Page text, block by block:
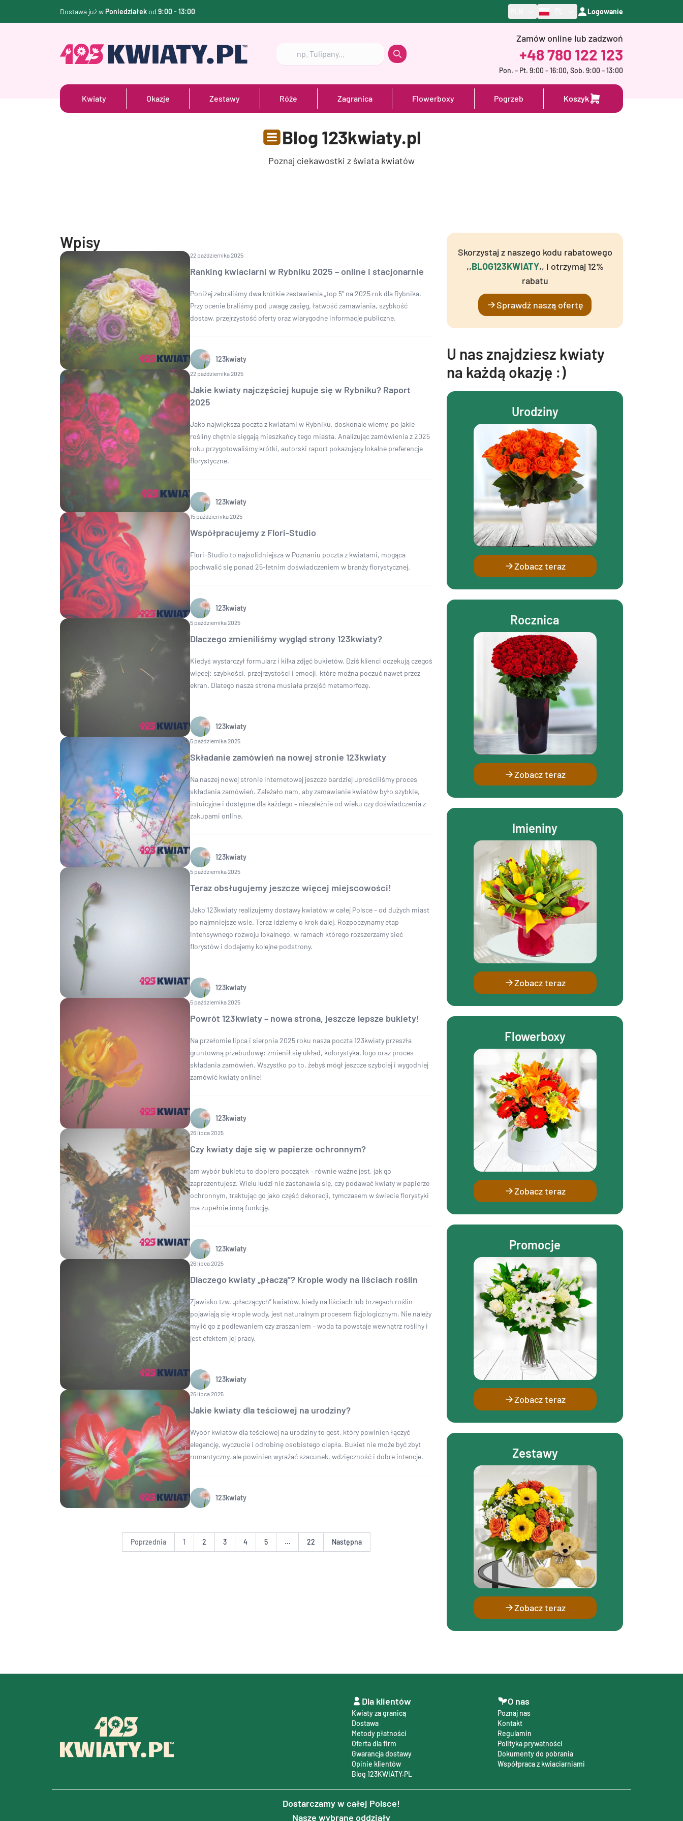
Dostawa już w Poniedziałekod 9:00 - 13:00 Logowanie
Szukaj Szukaj
Zamów online lub zadzwoń
+48 780 122 123
Pon. – Pt. 9:00 – 16:00, Sob. 9:00 – 13:00
Kwiaty Okazje Zestawy Róże Zagranica Flowerboxy Pogrzeb Koszyk
Blog 123kwiaty.pl
Poznaj ciekawostki z świata kwiatów
Wpisy
22 października 2025
Ranking kwiaciarni w Rybniku 2025 – online i stacjonarnie
Poniżej zebraliśmy dwa krótkie zestawienia „top 5” na 2025 rok dla Rybnika.
Przy ocenie braliśmy pod uwagę zasięg, łatwość zamawiania, szybkość
dostaw, przejrzystość oferty oraz wiarygodne informacje publiczne.
123kwiaty
22 października 2025
Jakie kwiaty najczęściej kupuje się w Rybniku? Raport
2025
Jako największa poczta z kwiatami w Rybniku, doskonale wiemy, po jakie
rośliny chętnie sięgają mieszkańcy tego miasta. Analizując zamówienia z 2025
roku przygotowaliśmy krótki, autorski raport pokazujący lokalne preferencje
florystyczne.
123kwiaty
15 października 2025
Współpracujemy z Flori-Studio
Flori-Studio to najsolidniejsza w Poznaniu poczta z kwiatami, mogąca
pochwalić się ponad 25-letnim doświadczeniem w branży florystycznej.
123kwiaty
5 października 2025
Dlaczego zmieniliśmy wygląd strony 123kwiaty?
Kiedyś wystarczył formularz i kilka zdjęć bukietów. Dziś klienci oczekują czegoś
więcej: szybkości, przejrzystości i emocji, które można poczuć nawet przez
ekran. Dlatego nasza strona musiała przejść metamorfozę.
123kwiaty
5 października 2025
Składanie zamówień na nowej stronie 123kwiaty
Na naszej nowej stronie internetowej jeszcze bardziej uprościliśmy proces
składania zamówień. Zależało nam, aby zamawianie kwiatów było szybkie,
intuicyjne i dostępne dla każdego – niezależnie od wieku czy doświadczenia z
zakupami online.
123kwiaty
5 października 2025
Teraz obsługujemy jeszcze więcej miejscowości!
Jako 123kwiaty realizujemy dostawy kwiatów w całej Polsce – od dużych miast
po najmniejsze wsie. Teraz idziemy o krok dalej. Rozpoczynamy etap
intensywnego rozwoju lokalnego, w ramach którego rozszerzamy sieć
florystów i dodajemy kolejne podstrony.
123kwiaty
5 października 2025
Powrót 123kwiaty – nowa strona, jeszcze lepsze bukiety!
Na przełomie lipca i sierpnia 2025 roku nasza poczta 123kwiaty przeszła
gruntowną przebudowę: zmienił się układ, kolorystyka, logo oraz proces
składania zamówień. Wszystko po to, żebyś mógł jeszcze szybciej i wygodniej
zamówić kwiaty online!
123kwiaty
26 lipca 2025
Czy kwiaty daje się w papierze ochronnym?
am wybór bukietu to dopiero początek – równie ważne jest, jak go
zaprezentujesz. Wielu ludzi nie zastanawia się, czy podawać kwiaty w papierze
ochronnym, traktując go jako część dekoracji, tymczasem w świecie florystyki
ma zupełnie inną funkcję.
123kwiaty
26 lipca 2025
Dlaczego kwiaty „płaczą”? Krople wody na liściach roślin
Zjawisko tzw. „płaczących” kwiatów, kiedy na liściach lub brzegach roślin
pojawiają się krople wody, jest naturalnym procesem fizjologicznym. Nie należy
mylić go z podlewaniem czy zraszaniem – woda ta powstaje wewnątrz rośliny i
jest efektem jej pracy.
123kwiaty
26 lipca 2025
Jakie kwiaty dla teściowej na urodziny?
Wybór kwiatów dla teściowej na urodziny to gest, który powinien łączyć
elegancję, wyczucie i odrobinę osobistego ciepła. Bukiet nie może być zbyt
romantyczny, ale powinien wyrażać szacunek, wdzięczność i dobre intencje.
123kwiaty
Poprzednia 1 2 3 4 5 … 22 Następna
Skorzystaj z naszego kodu rabatowego
,,BLOG123KWIATY,, i otrzymaj 12%
rabatu
Sprawdź naszą ofertę
U nas znajdziesz kwiaty
na każdą okazję :)
Urodziny
Zobacz teraz
Rocznica
Zobacz teraz
Imieniny
Zobacz teraz
Flowerboxy
Zobacz teraz
Promocje
Zobacz teraz
Zestawy
Zobacz teraz
Dla klientów
Kwiaty za granicą
Dostawa
Metody płatności
Oferta dla firm
Gwarancja dostawy
Opinie klientów
Blog 123KWIATY.PL
O nas
Poznaj nas
Kontakt
Regulamin
Polityka prywatności
Dokumenty do pobrania
Współpraca z kwiaciarniami
Dostarczamy w całej Polsce!
Nasze wybrane oddziały